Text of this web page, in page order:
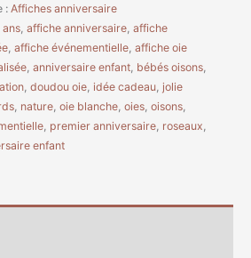
:Affiches anniversaire
ans affiche anniversaire affiche
affiche événementielle affiche oie
anniversaire enfant bébés oisons
doudou oie idée cadeau jolie
nature oie blanche oies oisons
premier anniversaire roseaux
enfant